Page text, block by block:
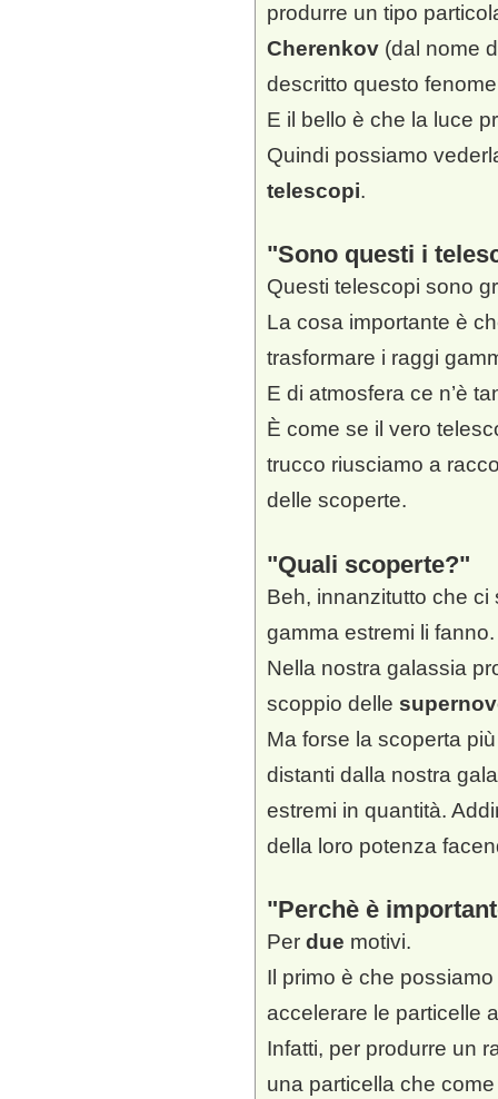
produrre un tipo
Cherenkov(dal nome
descritto questo
E il bello è che la luce
Quindi possiamo
telescopi.
Sono questi i
Questi telescopi sono
La cosa importante è
trasformare i raggi
E di atmosfera ce n’è
È come se il vero
trucco riusciamo a
delle scoperte.
Quali scoperte?
Beh, innanzitutto che
gamma estremi li fanno.
Nella nostra galassia
scoppio delle
Ma forse la scoperta
distanti dalla nostra
estremi in quantità.
della loro potenza
Perchè è
Per due motivi.
Il primo è che
accelerare le particelle
Infatti, per produrre un
una particella che